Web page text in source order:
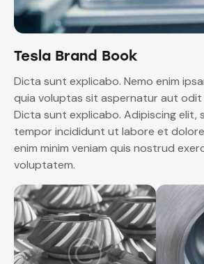
Tesla Brand Book
Dicta sunt explicabo. Nemo enim
quia voluptas sit aspernatur aut odit
Dicta sunt explicabo. Adipiscing elit,
tempor incididunt ut labore et
enim minim veniam quis nostrud
voluptatem.